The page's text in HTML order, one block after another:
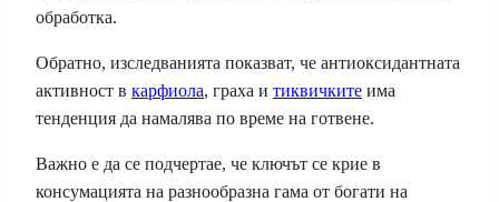
обработка.
Обратно, изследванията показват, че антиоксидантната
активност в карфиола, граха и тиквичките има
тенденция да намалява по време на готвене.
Важно е да се подчертае, че ключът се крие в
консумацията на разнообразна гама от богати на